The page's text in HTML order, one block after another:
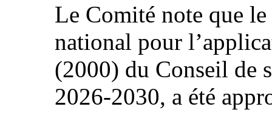
Le Comité note que
national pour
(2000) du Conseil de
2026-2030, a été